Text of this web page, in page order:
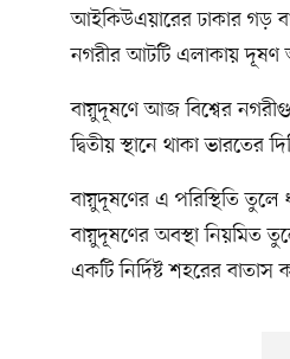
আইকিউএয়ারের ঢাকার গড়
নগরীর আটটি এলাকায় দূষণ
বায়ুদূষণে আজ বিশ্বের
দ্বিতীয় স্থানে থাকা ভারতের
বায়ুদূষণের এ পরিস্থিতি তুলে
বায়ুদূষণের অবস্থা নিয়মিত
একটি নির্দিষ্ট শহরের